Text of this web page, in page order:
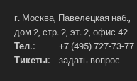
г. Москва, Павелецкая наб.,
дом 2, стр. 2, эт. 2, офис 42
Тел.:
+7 (495) 727-73-77
Тикеты:
задать вопрос